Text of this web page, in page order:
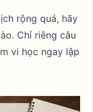
rộng quá, hãy
Chỉ riêng câu
vi học ngay lập